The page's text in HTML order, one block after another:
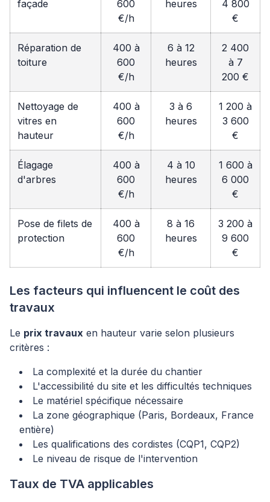
façade
600
€/h
heures
4 800
€
Réparation de
toiture
400 à
600
€/h
6 à 12
heures
2 400
à 7
200 €
Nettoyage de
vitres en
hauteur
400 à
600
€/h
3 à 6
heures
1 200 à
3 600
€
Élagage
d'arbres
400 à
600
€/h
4 à 10
heures
1 600 à
6 000
€
Pose de filets de
protection
400 à
600
€/h
8 à 16
heures
3 200 à
9 600
€
Les facteurs qui influencent le coût des
travaux
Le prix travaux en hauteur varie selon plusieurs
critères :
La complexité et la durée du chantier
L'accessibilité du site et les difficultés techniques
Le matériel spécifique nécessaire
La zone géographique (Paris, Bordeaux, France
entière)
Les qualifications des cordistes (CQP1, CQP2)
Le niveau de risque de l'intervention
Taux de TVA applicables